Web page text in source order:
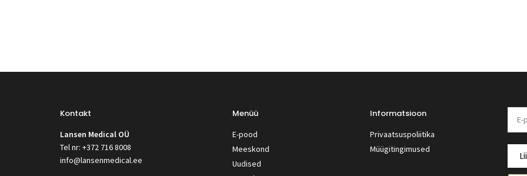
Kontakt
Lansen Medical OÜ
Tel nr: +372 716 8008
info@lansenmedical.ee
Menüü
E-pood
Meeskond
Uudised
Informatsioon
Privaatsuspoliitika
Müügitingimused